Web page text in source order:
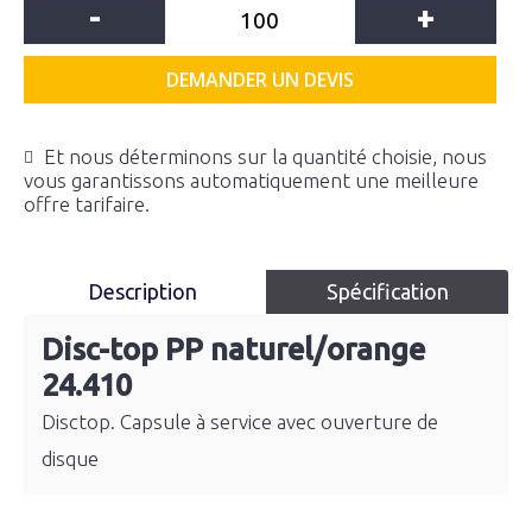
- +
DEMANDER UN DEVIS
Et nous déterminons sur la quantité choisie, nous
vous garantissons automatiquement une meilleure
offre tarifaire.
Description Spécification
Disc-top PP naturel/orange
24.410
Disctop. Capsule à service avec ouverture de
disque